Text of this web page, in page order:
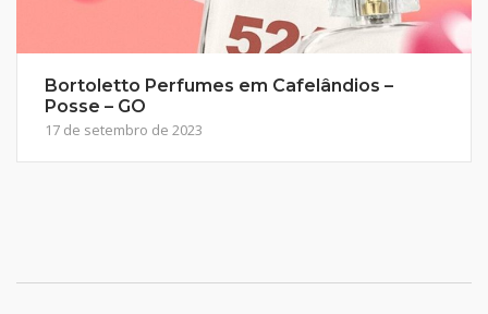
Bortoletto Perfumes em Cafelândios –
Posse – GO
17 de setembro de 2023